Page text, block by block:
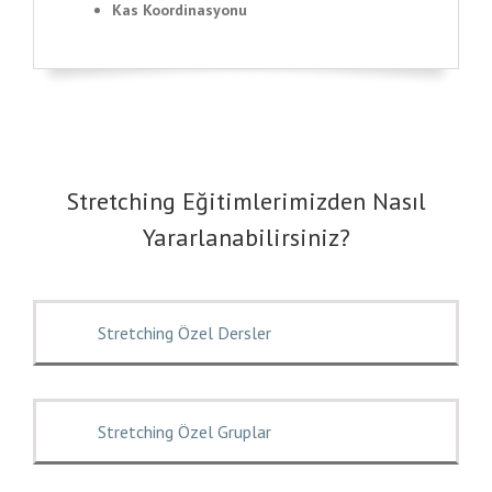
Kas Koordinasyonu
Stretching Eğitimlerimizden Nasıl
Yararlanabilirsiniz?
Stretching Özel Dersler
Stretching Özel Gruplar